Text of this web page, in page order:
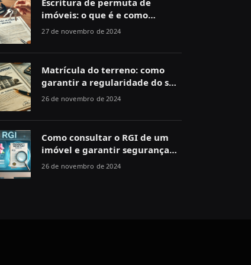
Escritura de permuta de
imóveis: o que é e como
funciona
27 de novembro de 2024
Matrícula do terreno: como
garantir a regularidade do seu
imóvel
26 de novembro de 2024
Como consultar o RGI de um
imóvel e garantir segurança
jurídica
26 de novembro de 2024